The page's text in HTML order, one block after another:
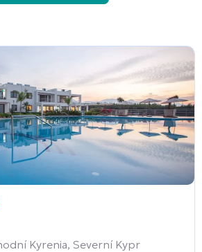
Kyrenia, Severní Kypr